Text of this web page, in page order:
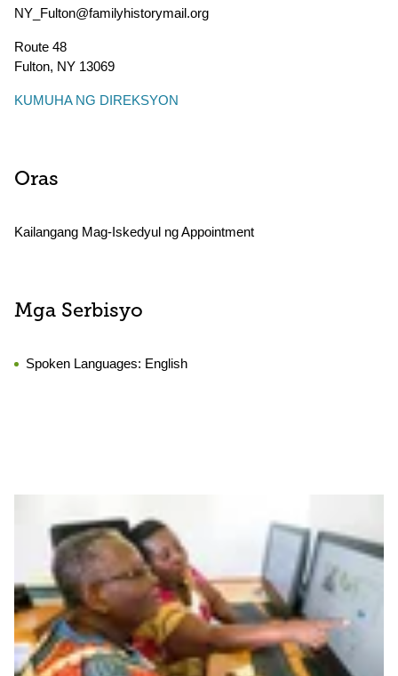
NY_Fulton@familyhistorymail.org
Route 48
Fulton, NY 13069
KUMUHA NG DIREKSYON
Oras
Kailangang Mag-Iskedyul ng Appointment
Mga Serbisyo
Spoken Languages: English